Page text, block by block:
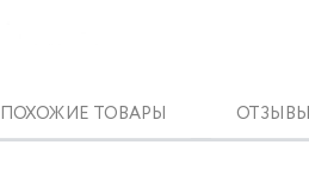
ПОХОЖИЕ ТОВАРЫ